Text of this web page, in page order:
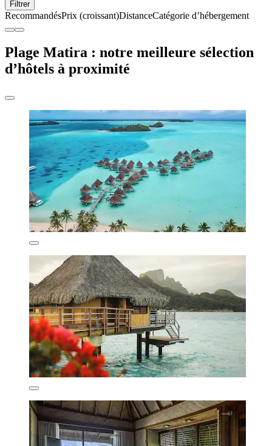
Filtrer
RecommandésPrix (croissant)DistanceCatégorie d’hébergement
Plage Matira : notre meilleure sélection
d’hôtels à proximité